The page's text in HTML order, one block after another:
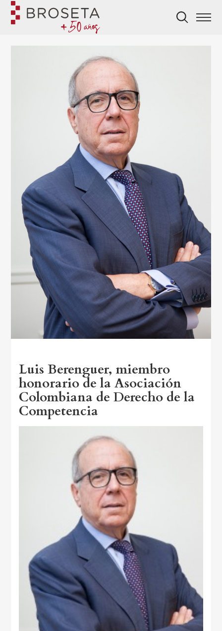
Luis Berenguer, miembro
honorario de la Asociación
Colombiana de Derecho de la
Competencia